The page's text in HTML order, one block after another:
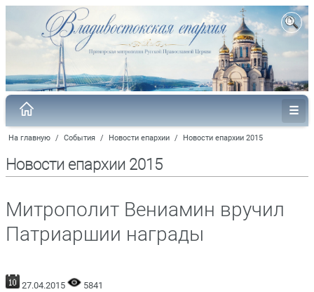
На главную / События / Новости епархии / Новости епархии 2015
Новости епархии 2015
Митрополит Вениамин вручил
Патриаршии награды
27.04.2015 5841